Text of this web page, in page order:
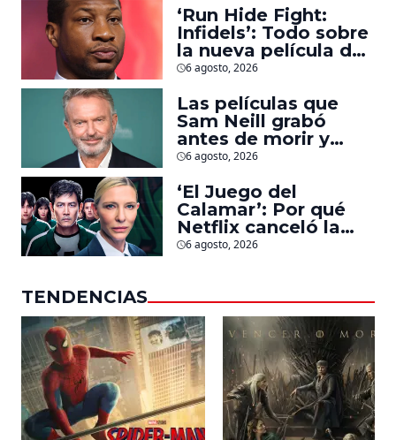
deportaciones
‘Run Hide Fight:
Infidels’: Todo sobre
la nueva película de
Jonathan Majors en
islamistas radicales
6 agosto, 2026
Las películas que
Sam Neill grabó
antes de morir y
llegarán pronto a
6 agosto, 2026
‘El Juego del
Calamar’: Por qué
Netflix canceló la
serie de David
Unidos
6 agosto, 2026
TENDENCIAS